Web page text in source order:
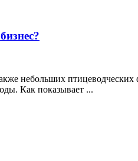
небольших
Как показывает ...